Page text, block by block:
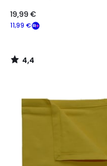
11,99 €
19,99 €
4,4
/